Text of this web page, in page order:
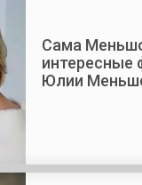
Сама
интересные
Юлии